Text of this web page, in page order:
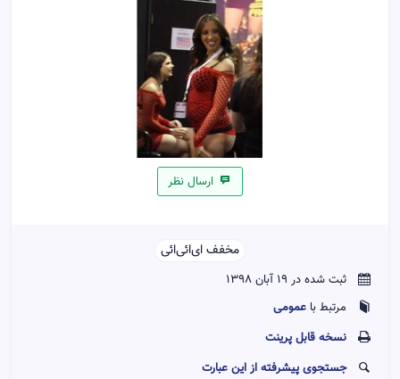
ارسال نظر
مخفف ای‌ائی‌ائی‌‌
ثبت شده در 19 آبان 1398
مرتبط باعمومی
نسخه قابل پرينت
جستجوی پیشرفته از این عبارت